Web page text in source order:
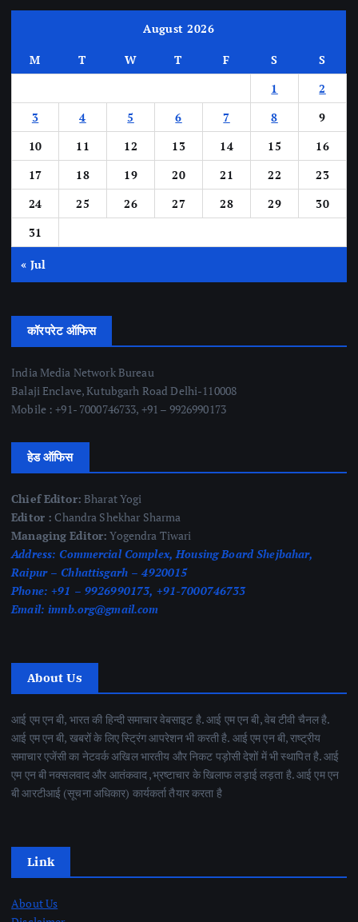
August 2026
M T W T F S
S
1
2
3
4 5 6 7 8
9
10
11 12 13 14 15
16
17
18 19 20 21 22
23
24
25 26 27 28 29
30
31
« Jul
कॉरपरेट ऑफिस
India Media Network Bureau
Balaji Enclave, Kutubgarh Road Delhi-110008
Mobile : +91- 7000746733, +91 – 9926990173
हेड ऑफिस
Chief Editor: Bharat Yogi
Editor : Chandra Shekhar Sharma
Managing Editor: Yogendra Tiwari
Address: Commercial Complex, Housing Board Shejbahar,
Raipur – Chhattisgarh – 4920015
Phone: +91 – 9926990173, +91-7000746733
Email: imnb.org@gmail.com
About Us
आई एम एन बी, भारत की हिन्दी समाचार वेबसाइट है. आई एम एन बी, वेब टीवी चैनल है.
आई एम एन बी, खबरों के लिए स्ट्रिंग आपरेशन भी करती है. आई एम एन बी, राष्ट्रीय
समाचार एजेंसी का नेटवर्क अखिल भारतीय और निकट पड़ोसी देशों में भी स्थापित है. आई
एम एन बी नक्सलवाद और आतंकवाद ,भ्रष्टाचार के खिलाफ लड़ाई लड़ता है. आई एम एन
बी आरटीआई (सूचना अधिकार) कार्यकर्ता तैयार करता है
Link
About Us